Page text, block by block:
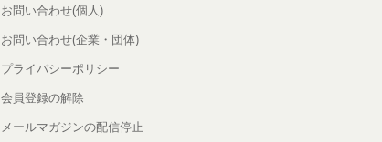
お問い合わせ(個人)
お問い合わせ(企業・団体)
プライバシーポリシー
会員登録の解除
メールマガジンの配信停止